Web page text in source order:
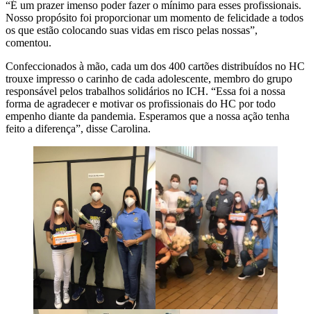
“É um prazer imenso poder fazer o mínimo para esses profissionais.
Nosso propósito foi proporcionar um momento de felicidade a todos
os que estão colocando suas vidas em risco pelas nossas”,
comentou.
Confeccionados à mão, cada um dos 400 cartões distribuídos no HC
trouxe impresso o carinho de cada adolescente, membro do grupo
responsável pelos trabalhos solidários no ICH. “Essa foi a nossa
forma de agradecer e motivar os profissionais do HC por todo
empenho diante da pandemia. Esperamos que a nossa ação tenha
feito a diferença”, disse Carolina.